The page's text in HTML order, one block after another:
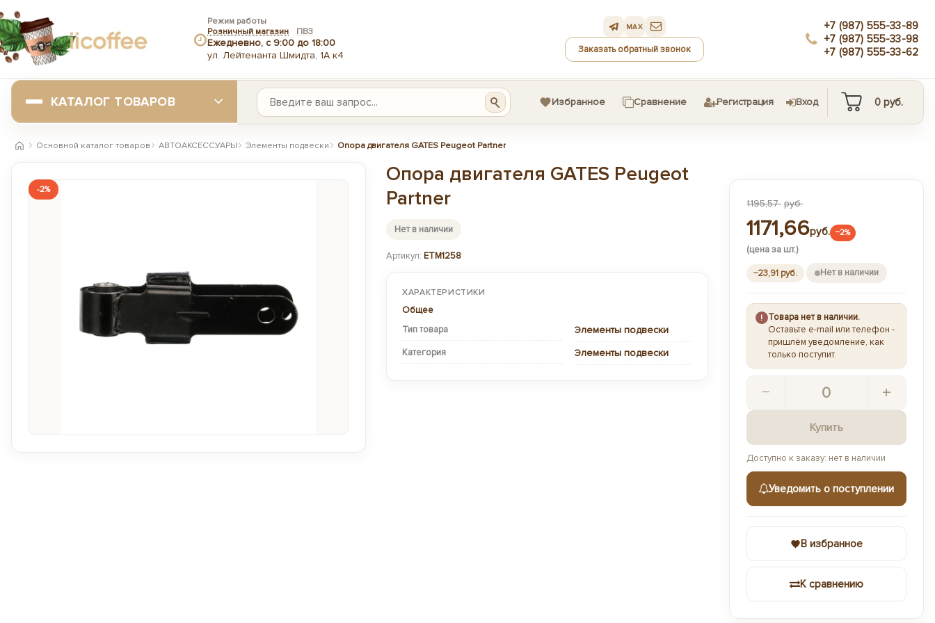
Режим работы
Розничный магазин
ПВЗ
Ежедневно, с 9:00 до 18:00
ул. Лейтенанта Шмидта, 1А к4
MAX
Заказать обратный звонок
+7 (987) 555-33-89
+7 (987) 555-33-98
+7 (987) 555-33-62
КАТАЛОГ ТОВАРОВ Избранное Сравнение Регистрация Вход 0 руб.
ГлавнаяОсновной каталог товаров АВТОАКСЕССУАРЫ Элементы подвески Опора двигателя GATES Peugeot Partner
-2%
Опора двигателя GATES Peugeot
Partner
Нет в наличии
Артикул: ETM1258
ХАРАКТЕРИСТИКИ
Общее
Тип товара
Элементы подвески
Категория Элементы подвески
1195,57 руб.
1171,66руб. −2%
(цена за шт.)
−23,91 руб. Нет в наличии
! Товара нет в наличии.
Оставьте e-mail или телефон -
пришлём уведомление, как
только поступит.
− +
Купить
Доступно к заказу: нет в наличии
Уведомить о поступлении
В избранное
К сравнению